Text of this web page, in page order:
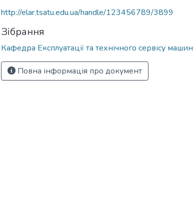
http://elar.tsatu.edu.ua/handle/123456789/3899
Зібрання
Кафедра Експлуатації та технічного сервісу машин
Повна інформація про документ